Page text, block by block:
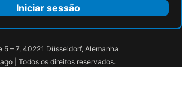
Iniciar sessão
5 – 7, 40221 Düsseldorf, Alemanha
| Todos os direitos reservados.